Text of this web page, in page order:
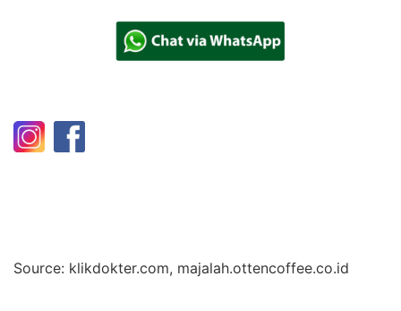
Source: klikdokter.com, majalah.ottencoffee.co.id